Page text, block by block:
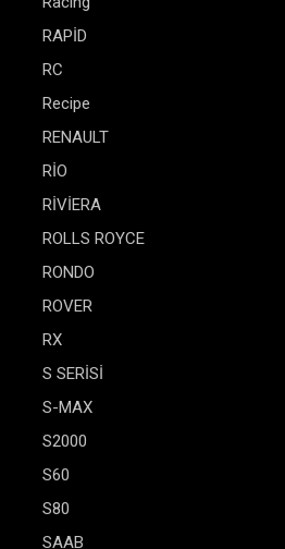
RAPİD
RC
Recipe
RENAULT
RİO
RİVİERA
ROLLS ROYCE
RONDO
ROVER
RX
S SERİSİ
S-MAX
S2000
S60
S80
SAAB